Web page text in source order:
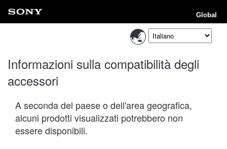
Global
Informazioni sulla compatibilità degli
accessori
A seconda del paese o dell'area geografica,
alcuni prodotti visualizzati potrebbero non
essere disponibili.